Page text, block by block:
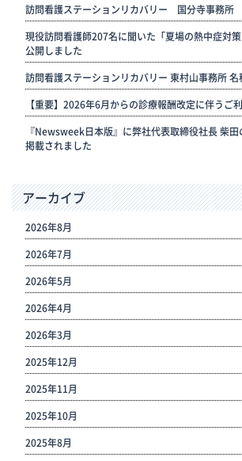
訪問看護ステーションリカバリー 国分寺事務所
現役訪問看護師207名に聞いた「夏場の熱中症対
公開しました
訪問看護ステーションリカバリー 東村山事務所
【重要】2026年6月からの診療報酬改定に伴うご
『Newsweek日本版』に弊社代表取締役社長 柴
掲載されました
アーカイブ
2026年8月
2026年7月
2026年5月
2026年4月
2026年3月
2025年12月
2025年11月
2025年10月
2025年8月